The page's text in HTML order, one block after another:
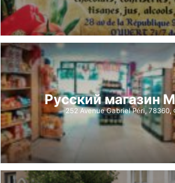
Русский магазин
252 Avenue Gabriel Péri, 78360,